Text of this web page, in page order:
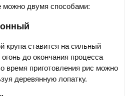
можно двумя способами:
крупа ставится на сильный
до окончания процесса
время приготовления рис можно
деревянную лопатку.